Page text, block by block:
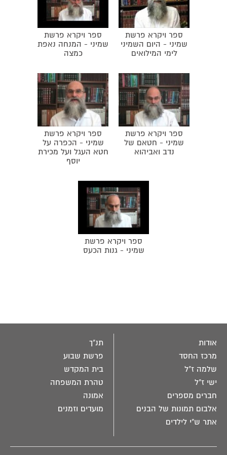
ספר ויקרא פרשת
שמיני - היום השמיני
לימי המילואים
ספר ויקרא פרשת
שמיני - המנחה נאפת
כמצה
ספר ויקרא פרשת
שמיני - חטאם של
נדב ואביהוא
ספר ויקרא פרשת
שמיני - הכפרה על
חטא העגל ועל מכירת
יוסף
ספר ויקרא פרשת
שמיני - גנות הכעס
אודות
מרכז החסד
שלמה ז"ל
ישי ז"ל
חברים מספרים
אלבום תמונות של הבנים
אתר ש"י לילדים
תנ"ך
פרשת שבוע
בית המקדש
טהרת המשפחה
אמונה
מועדים וזמנים